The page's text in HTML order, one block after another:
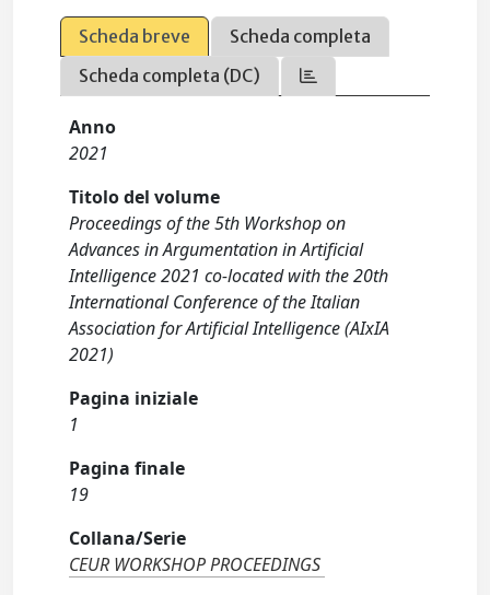
Scheda breve
Scheda completa
Scheda completa (DC)
Anno
2021
Titolo del volume
Proceedings of the 5th Workshop on
Advances in Argumentation in Artificial
Intelligence 2021 co-located with the 20th
International Conference of the Italian
Association for Artificial Intelligence (AIxIA
2021)
Pagina iniziale
1
Pagina finale
19
Collana/Serie
CEUR WORKSHOP PROCEEDINGS